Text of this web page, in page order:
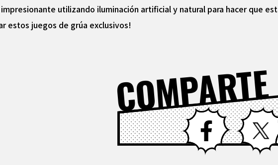
impresionante utilizando iluminación artificial y natural para hacer que
estos juegos de grúa exclusivos!
COMPARTE
Facebook